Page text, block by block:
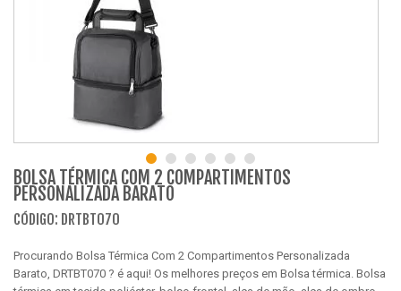
BOLSA TÉRMICA COM 2 COMPARTIMENTOS
PERSONALIZADA BARATO
CÓDIGO: DRTBT070
Procurando Bolsa Térmica Com 2 Compartimentos Personalizada
Barato, DRTBT070 ? é aqui! Os melhores preços em Bolsa térmica. Bolsa